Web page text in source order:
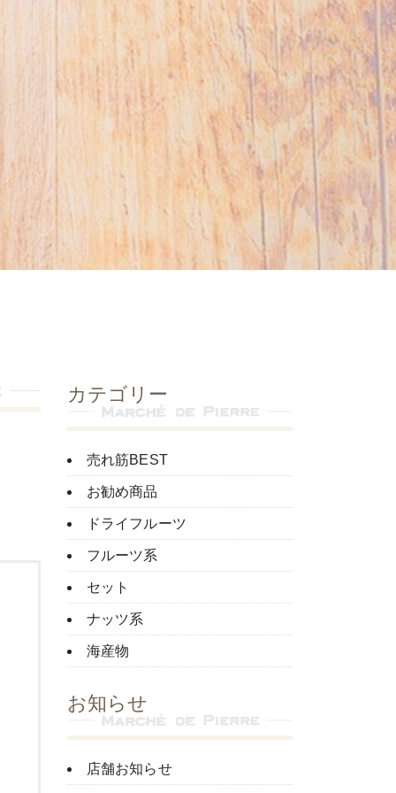
カテゴリー
売れ筋BEST
お勧め商品
ドライフルーツ
フルーツ系
セット
ナッツ系
海産物
お知らせ
店舗お知らせ